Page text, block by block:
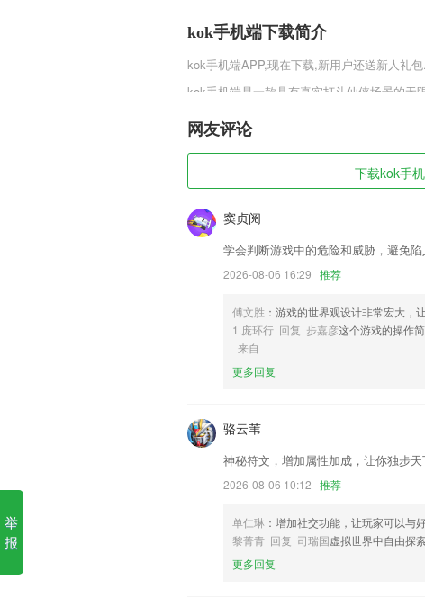
kok手机端下载简介
kok手机端APP,现在下载,新用户还送新人礼包.
kok手机端是一款具有真实打斗仙侠场景的无
同的战斗体验，多元化的角色养成系统和丰富
kok手机端软件特色
1,百万篇作文范文，通篇详细讲解
2,实用性极强的通讯录备份软件，让你的联系
3,方便强大的医护人员工作管理日按键
4,步骤操作简单，导航系统也精准，就算是
6,【隐私保护】多开软件个性改名，保证多
kok手机端软件优势
1.细致图标每个图标精心设计不敷衍。
3.有温度的进阶知识传递模式建立了非常完
4.便捷好用而且所有的资料都是免费提供的
5.操作过程也没有难度，提供特别丰富的使
6.教师、家长可快速创建备课组、育儿组等
孩子在家与校穿梭时的学习和生活状况尽收
kok手机端更新了什么?
网友评论
下载kok手
窦贞阅
学会判断游戏中的危险和威胁，避免陷
2026-08-06 16:29 推荐
傅文胜 ：游戏的世界观设计非常宏大，
1.庞环行 回复 步嘉彦这个游戏的操作
来自
更多回复
骆云苇
神秘符文，增加属性加成，让你独步天
2026-08-06 10:12 推荐
单仁琳 ：增加社交功能，让玩家可以与
黎菁青 回复 司瑞国虚拟世界中自由探
更多回复
举
报